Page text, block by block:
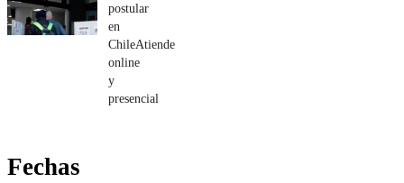
postular
en
ChileAtiende
online
y
presencial
Fechas